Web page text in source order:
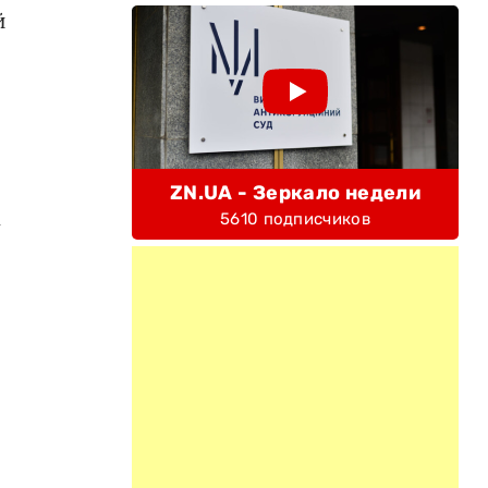
ZN.UA - Зеркало недели
5610 подписчиков